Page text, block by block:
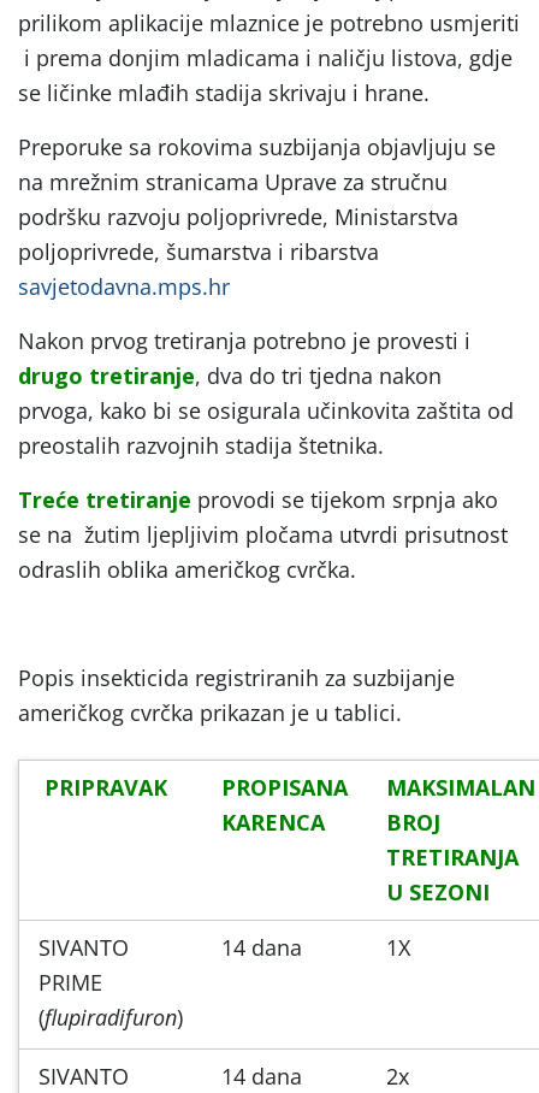
prilikom aplikacije mlaznice je potrebno usmjeriti
i prema donjim mladicama i naličju listova, gdje
se ličinke mlađih stadija skrivaju i hrane.
Preporuke sa rokovima suzbijanja objavljuju se
na mrežnim stranicama Uprave za stručnu
podršku razvoju poljoprivrede, Ministarstva
poljoprivrede, šumarstva i ribarstva
savjetodavna.mps.hr
Nakon prvog tretiranja potrebno je provesti i
drugo tretiranje, dva do tri tjedna nakon
prvoga, kako bi se osigurala učinkovita zaštita od
preostalih razvojnih stadija štetnika.
Treće tretiranje provodi se tijekom srpnja ako
se na žutim ljepljivim pločama utvrdi prisutnost
odraslih oblika američkog cvrčka.
Popis insekticida registriranih za suzbijanje
američkog cvrčka prikazan je u tablici.
PRIPRAVAK
PROPISANA
KARENCA
MAKSIMALAN
BROJ
TRETIRANJA
U SEZONI
SIVANTO
PRIME
(flupiradifuron)
14 dana 1X
SIVANTO
14 dana 2x